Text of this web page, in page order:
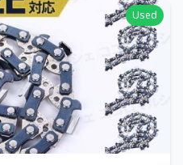
Used